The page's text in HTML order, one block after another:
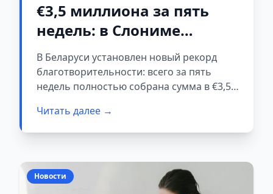
€3,5 миллиона за пять
недель: в Слониме
закрыли рекордный сбор
на лечение ребёнка
В Беларуси установлен новый рекорд
благотворительности: всего за пять
недель полностью собрана сумма в €3,5
Александра Ерша из Слонима. Об этом
сообщили родители мальчика.
Читать далее →
Новости